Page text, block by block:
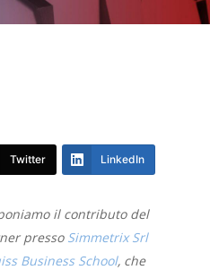
Twitter LinkedIn
il contributo del
presso Simmetrix Srl
Business School, che